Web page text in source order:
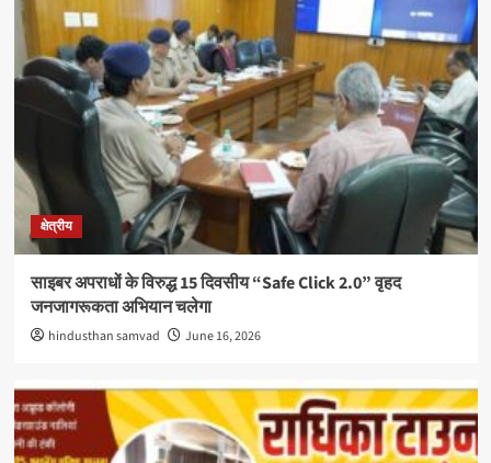
क्षेत्रीय
साइबर अपराधों के विरुद्ध 15 दिवसीय “Safe Click 2.0” वृहद
जनजागरूकता अभियान चलेगा
hindusthan samvad June 16, 2026